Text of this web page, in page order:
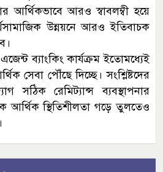
আর্থিকভাবে আরও স্বাবলম্বী হয়ে
উন্নয়নে আরও ইতিবাচক
ব্যাংকিং কার্যক্রম ইতোমধ্যেই
সেবা পৌঁছে দিচ্ছে। সংশ্লিষ্টদের
রেমিট্যান্স ব্যবস্থাপনার
আর্থিক স্থিতিশীলতা গড়ে তুলতেও